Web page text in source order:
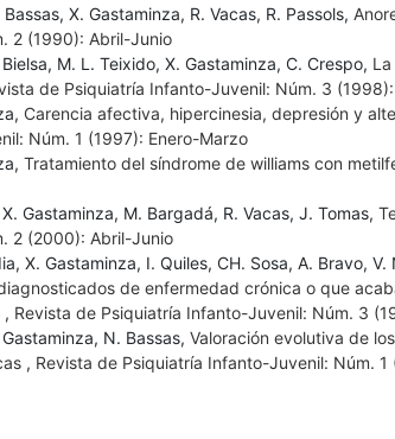
X. Gastaminza, R. Vacas, R. Passols,
2 (1990): Abril-Junio
M. L. Teixido, X. Gastaminza, C. Crespo,
de Psiquiatría Infanto-Juvenil: Núm. 3
Carencia afectiva, hipercinesia, depresión y
Núm. 1 (1997): Enero-Marzo
Tratamiento del síndrome de williams con
Gastaminza, M. Bargadá, R. Vacas, J. Tomas,
2 (2000): Abril-Junio
X. Gastaminza, I. Quiles, CH. Sosa, A. Bravo,
de enfermedad crónica o que
, Revista de Psiquiatría Infanto-Juvenil: Núm. 3
N. Bassas, Valoración evolutiva de
, Revista de Psiquiatría Infanto-Juvenil: Núm.